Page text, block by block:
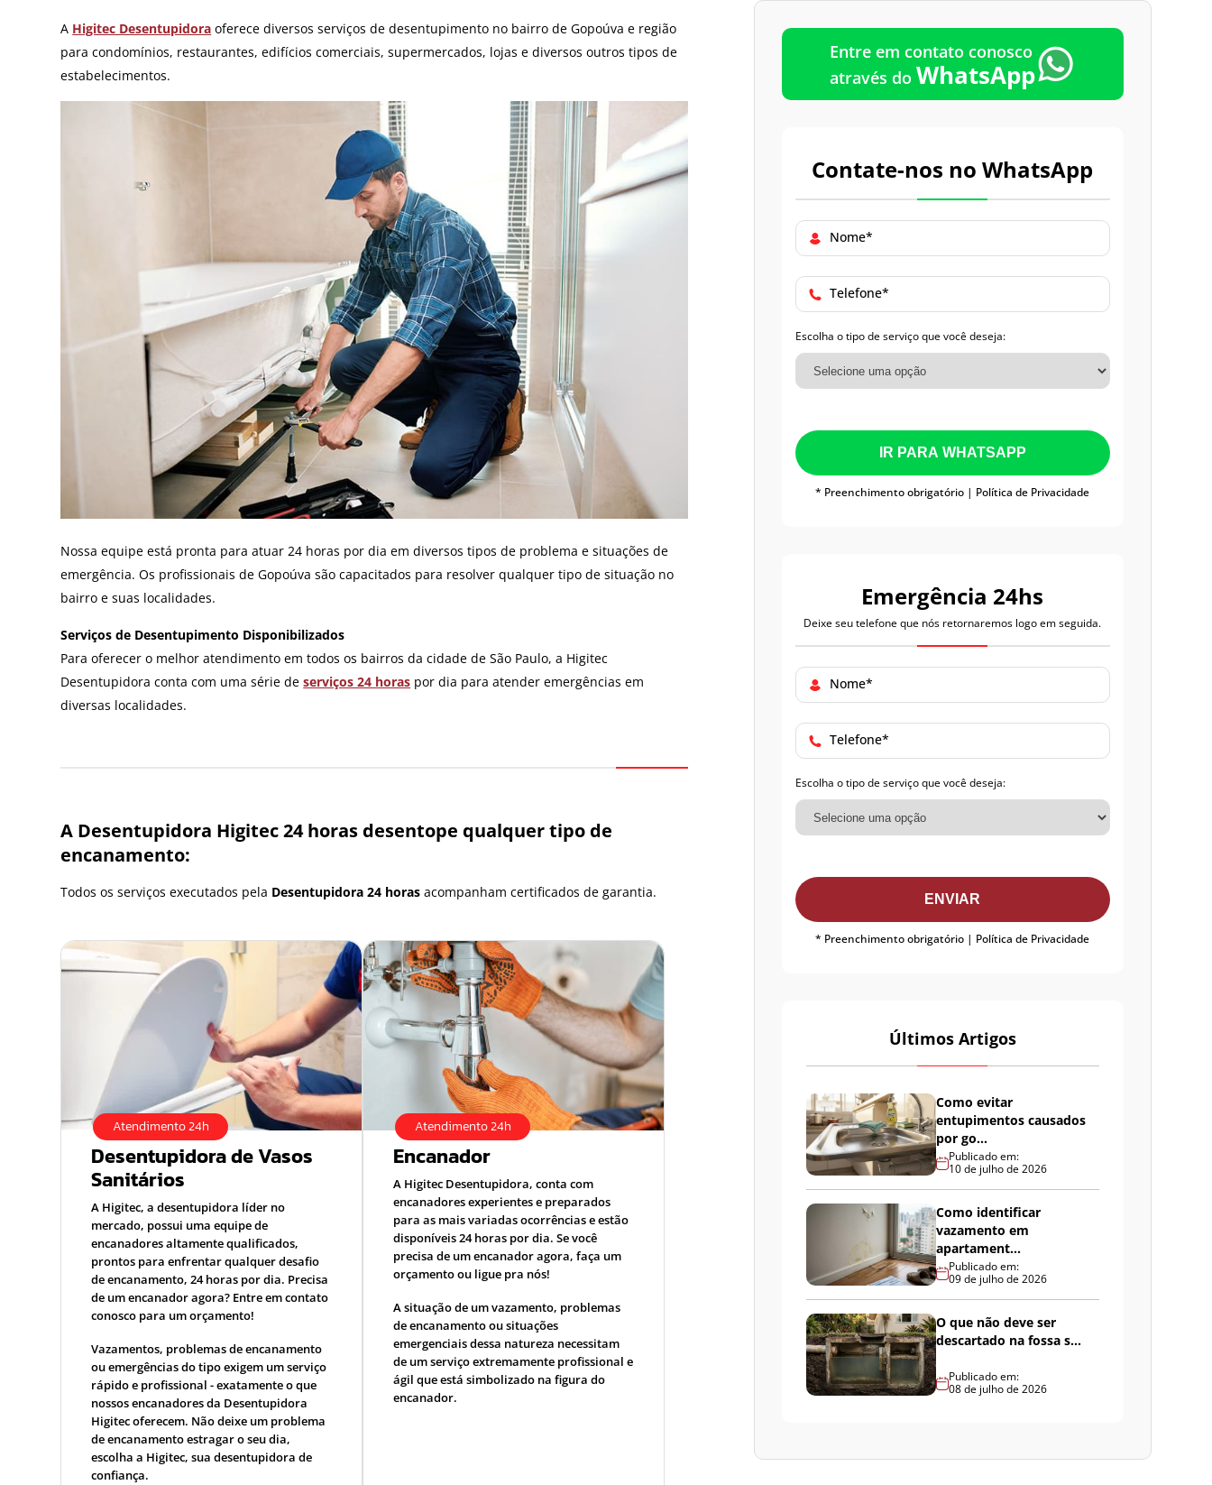
A Higitec Desentupidora oferece diversos serviços de desentupimento no bairro de Gopoúva e região
para condomínios, restaurantes, edifícios comerciais, supermercados, lojas e diversos outros tipos de
estabelecimentos.
Nossa equipe está pronta para atuar 24 horas por dia em diversos tipos de problema e situações de
emergência. Os profissionais de Gopoúva são capacitados para resolver qualquer tipo de situação no
bairro e suas localidades.
Serviços de Desentupimento Disponibilizados
Para oferecer o melhor atendimento em todos os bairros da cidade de São Paulo, a Higitec
Desentupidora conta com uma série deserviços 24 horas por dia para atender emergências em
diversas localidades.
A Desentupidora Higitec 24 horas desentope qualquer tipo de
encanamento:
Todos os serviços executados pela Desentupidora 24 horas acompanham certificados de garantia.
Atendimento 24h
Desentupidora de Vasos
Sanitários
A Higitec, a desentupidora líder no
mercado, possui uma equipe de
encanadores altamente qualificados,
prontos para enfrentar qualquer desafio
de encanamento, 24 horas por dia. Precisa
de um encanador agora? Entre em contato
conosco para um orçamento!
Vazamentos, problemas de encanamento
ou emergências do tipo exigem um serviço
rápido e profissional - exatamente o que
nossos encanadores da Desentupidora
Higitec oferecem. Não deixe um problema
de encanamento estragar o seu dia,
escolha a Higitec, sua desentupidora de
confiança.
Atendimento 24h
Encanador
A Higitec Desentupidora, conta com
encanadores experientes e preparados
para as mais variadas ocorrências e estão
disponíveis 24 horas por dia. Se você
precisa de um encanador agora, faça um
orçamento ou ligue pra nós!
A situação de um vazamento, problemas
de encanamento ou situações
emergenciais dessa natureza necessitam
de um serviço extremamente profissional e
ágil que está simbolizado na figura do
encanador.
Entre em contato conosco
através do WhatsApp
Contate-nos no WhatsApp
Nome*
Telefone*
Escolha o tipo de serviço que você deseja:
IR PARA WHATSAPP
* Preenchimento obrigatório | Política de Privacidade
Emergência 24hs
Deixe seu telefone que nós retornaremos logo em seguida.
Nome*
Telefone*
Escolha o tipo de serviço que você deseja:
ENVIAR
* Preenchimento obrigatório | Política de Privacidade
Últimos Artigos
Como evitar
entupimentos causados
por go...
Publicado em:
10 de julho de 2026
Como identificar
vazamento em
apartament...
Publicado em:
09 de julho de 2026
O que não deve ser
descartado na fossa s...
Publicado em:
08 de julho de 2026
Hidrojateamento
Vídeo Inspeção
Controle de Pragas
Dedetização – Controle de